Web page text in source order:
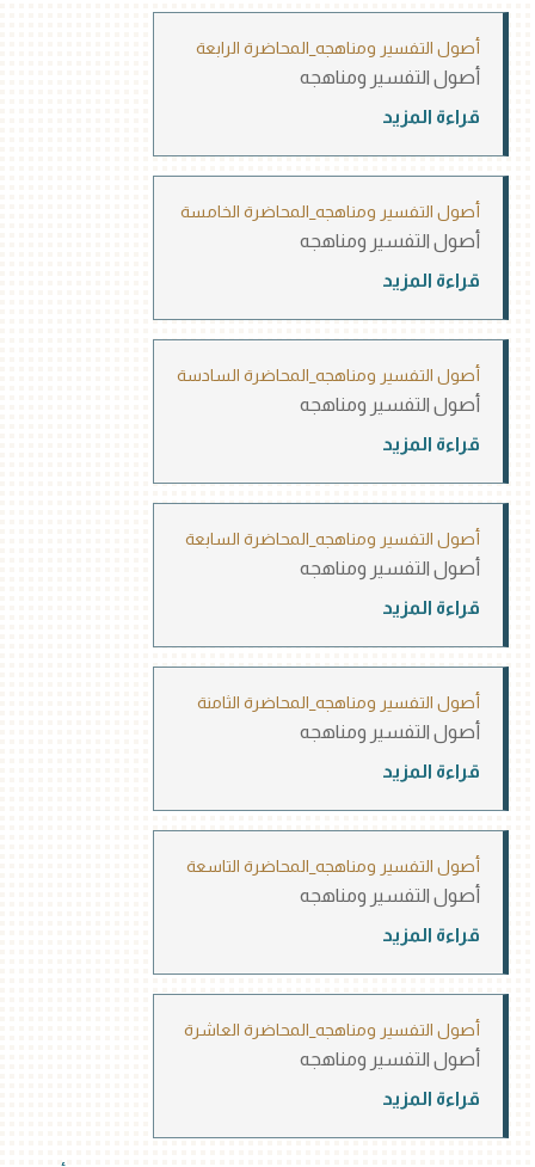
أصول التفسير ومناهجه_المحاضرة الرابعة
أصول التفسير ومناهجه
قراءة المزيد
أصول التفسير ومناهجه_المحاضرة الخامسة
أصول التفسير ومناهجه
قراءة المزيد
أصول التفسير ومناهجه_المحاضرة السادسة
أصول التفسير ومناهجه
قراءة المزيد
أصول التفسير ومناهجه_المحاضرة السابعة
أصول التفسير ومناهجه
قراءة المزيد
أصول التفسير ومناهجه_المحاضرة الثامنة
أصول التفسير ومناهجه
قراءة المزيد
أصول التفسير ومناهجه_المحاضرة التاسعة
أصول التفسير ومناهجه
قراءة المزيد
أصول التفسير ومناهجه_المحاضرة العاشرة
أصول التفسير ومناهجه
قراءة المزيد